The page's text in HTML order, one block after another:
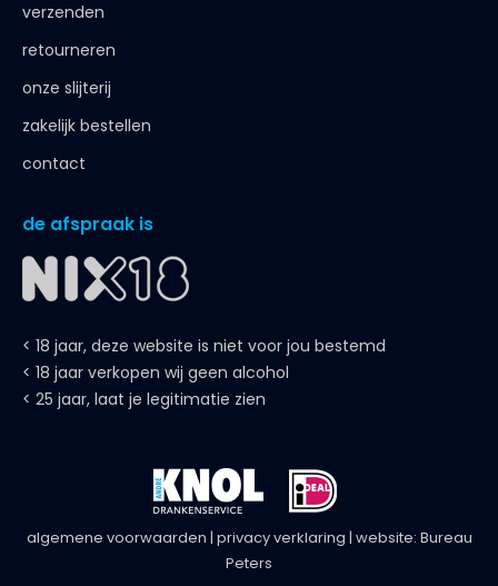
verzenden
retourneren
onze slijterij
zakelijk bestellen
contact
de afspraak is
< 18 jaar, deze website is niet voor jou bestemd
< 18 jaar verkopen wij geen alcohol
< 25 jaar, laat je legitimatie zien
algemene voorwaarden | privacy verklaring | website: Bureau
Peters